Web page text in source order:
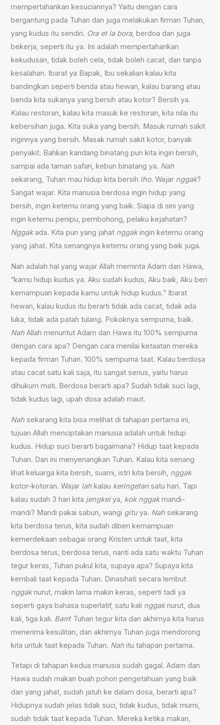
mempertahankan kesuciannya? Yaitu dengan cara
bergantung pada Tuhan dan juga melakukan firman Tuhan,
yang kudus itu sendiri. Ora et la bora, berdoa dan juga
bekerja, seperti itu ya. Ini adalah mempertahankan
kekudusan, tidak boleh cela, tidak boleh cacat, dan tanpa
kesalahan. Ibarat ya Bapak, Ibu sekalian kalau kita
bandingkan seperti benda atau hewan, kalau barang atau
benda kita sukanya yang bersih atau kotor? Bersih ya.
Kalau restoran, kalau kita masuk ke restoran, kita nilai itu
kebersihan juga. Kita suka yang bersih. Masuk rumah sakit
inginnya yang bersih. Masak rumah sakit kotor, banyak
penyakit. Bahkan kandang binatang pun kita ingin bersih,
sampai ada taman safari, kebun binatang ya. Nah
sekarang, Tuhan mau hidup kita bersih lho. Wajar nggak?
Sangat wajar. Kita manusia berdosa ingin hidup yang
bersih, ingin ketemu orang yang baik. Siapa di sini yang
ingin ketemu penipu, pembohong, pelaku kejahatan?
Nggakada. Kita pun yang jahat nggakingin ketemu orang
yang jahat. Kita senangnya ketemu orang yang baik juga.
Nah adalah hal yang wajar Allah meminta Adam dan Hawa,
“kamu hidup kudus ya. Aku sudah kudus, Aku baik, Aku beri
kemampuan kepada kamu untuk hidup kudus.” Ibarat
hewan, kalau kudus itu berarti tidak ada cacat, tidak ada
luka, tidak ada patah tulang. Pokoknya sempurna, baik.
Nah Allah menuntut Adam dan Hawa itu 100% sempurna
dengan cara apa? Dengan cara menilai ketaatan mereka
kepada firman Tuhan. 100% sempurna taat. Kalau berdosa
atau cacat satu kali saja, itu sangat serius, yaitu harus
dihukum mati. Berdosa berarti apa? Sudah tidak suci lagi,
tidak kudus lagi, upah dosa adalah maut.
Nah sekarang kita bisa melihat di tahapan pertama ini,
tujuan Allah menciptakan manusia adalah untuk hidup
kudus. Hidup suci berarti bagaimana? Hidup taat kepada
Tuhan. Dan ini menyenangkan Tuhan. Kalau kita senang
lihat keluarga kita bersih, suami, istri kita bersih, nggak
kotor-kotoran. Wajar lah kalau keringetan satu hari. Tapi
kalau sudah 3 hari kita jengkelya, kok nggakmandi-
mandi? Mandi pakai sabun, wangi gituya. Nah sekarang
kita berdosa terus, kita sudah diberi kemampuan
kemerdekaan sebagai orang Kristen untuk taat, kita
berdosa terus, berdosa terus, nanti ada satu waktu Tuhan
tegur keras, Tuhan pukul kita, supaya apa? Supaya kita
kembali taat kepada Tuhan. Dinasihati secara lembut
nggaknurut, makin lama makin keras, seperti tadi ya
seperti gaya bahasa superlatif, satu kali nggaknurut, dua
kali, tiga kali. Bam! Tuhan tegur kita dan akhirnya kita harus
menerima kesulitan, dan akhirnya Tuhan juga mendorong
kita untuk taat kepada Tuhan. Nah itu tahapan pertama.
Tetapi di tahapan kedua manusia sudah gagal. Adam dan
Hawa sudah makan buah pohon pengetahuan yang baik
dan yang jahat, sudah jatuh ke dalam dosa, berarti apa?
Hidupnya sudah jelas tidak suci, tidak kudus, tidak murni,
sudah tidak taat kepada Tuhan. Mereka ketika makan,